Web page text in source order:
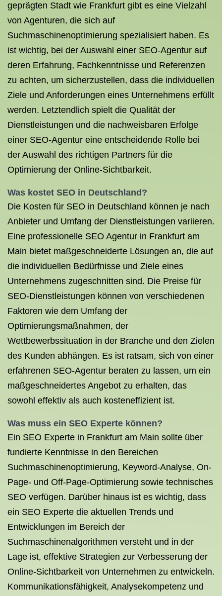
geprägten Stadt wie Frankfurt gibt es eine Vielzahl
von Agenturen, die sich auf
Suchmaschinenoptimierung spezialisiert haben. Es
ist wichtig, bei der Auswahl einer SEO-Agentur auf
deren Erfahrung, Fachkenntnisse und Referenzen
zu achten, um sicherzustellen, dass die individuellen
Ziele und Anforderungen eines Unternehmens erfüllt
werden. Letztendlich spielt die Qualität der
Dienstleistungen und die nachweisbaren Erfolge
einer SEO-Agentur eine entscheidende Rolle bei
der Auswahl des richtigen Partners für die
Optimierung der Online-Sichtbarkeit.
Was kostet SEO in Deutschland?
Die Kosten für SEO in Deutschland können je nach
Anbieter und Umfang der Dienstleistungen variieren.
Eine professionelle SEO Agentur in Frankfurt am
Main bietet maßgeschneiderte Lösungen an, die auf
die individuellen Bedürfnisse und Ziele eines
Unternehmens zugeschnitten sind. Die Preise für
SEO-Dienstleistungen können von verschiedenen
Faktoren wie dem Umfang der
Optimierungsmaßnahmen, der
Wettbewerbssituation in der Branche und den Zielen
des Kunden abhängen. Es ist ratsam, sich von einer
erfahrenen SEO-Agentur beraten zu lassen, um ein
maßgeschneidertes Angebot zu erhalten, das
sowohl effektiv als auch kosteneffizient ist.
Was muss ein SEO Experte können?
Ein SEO Experte in Frankfurt am Main sollte über
fundierte Kenntnisse in den Bereichen
Suchmaschinenoptimierung, Keyword-Analyse, On-
Page- und Off-Page-Optimierung sowie technisches
SEO verfügen. Darüber hinaus ist es wichtig, dass
ein SEO Experte die aktuellen Trends und
Entwicklungen im Bereich der
Suchmaschinenalgorithmen versteht und in der
Lage ist, effektive Strategien zur Verbesserung der
Online-Sichtbarkeit von Unternehmen zu entwickeln.
Kommunikationsfähigkeit, Analysekompetenz und